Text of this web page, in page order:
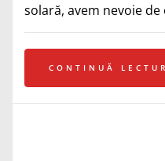
solară, avem nevoie de
CONTINUĂ